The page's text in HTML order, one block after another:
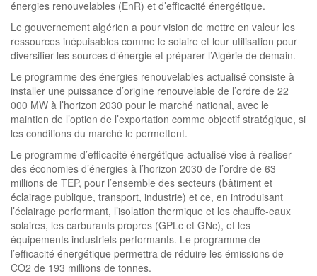
énergies renouvelables (EnR) et d’efficacité énergétique.
Le gouvernement algérien a pour vision de mettre en valeur les
ressources inépuisables comme le solaire et leur utilisation pour
diversifier les sources d’énergie et préparer l’Algérie de demain.
Le programme des énergies renouvelables actualisé consiste à
installer une puissance d’origine renouvelable de l’ordre de 22
000 MW à l’horizon 2030 pour le marché national, avec le
maintien de l’option de l’exportation comme objectif stratégique, si
les conditions du marché le permettent.
Le programme d’efficacité énergétique actualisé vise à réaliser
des économies d’énergies à l’horizon 2030 de l’ordre de 63
millions de TEP, pour l’ensemble des secteurs (bâtiment et
éclairage publique, transport, industrie) et ce, en introduisant
l’éclairage performant, l’isolation thermique et les chauffe-eaux
solaires, les carburants propres (GPLc et GNc), et les
équipements industriels performants. Le programme de
l’efficacité énergétique permettra de réduire les émissions de
CO2 de 193 millions de tonnes.